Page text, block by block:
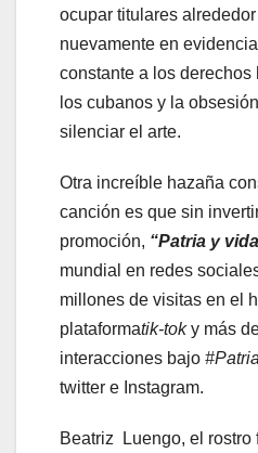
ocupar titulares
nuevamente en
constante a los derechos
los cubanos y la
silenciar el arte.
Otra increíble hazaña
canción es que sin
promoción, “Patria y
mundial en redes
millones de visitas en el
plataformatik-toky más
interacciones bajo
twitter e Instagram.
Beatriz Luengo, el rostro